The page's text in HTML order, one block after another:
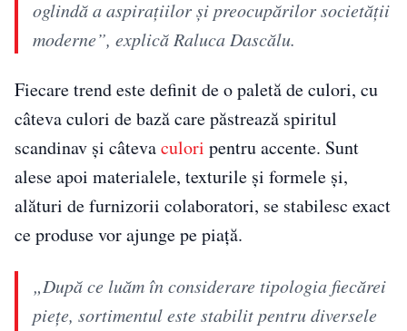
oglindă a aspirațiilor și preocupărilor societății
moderne”, explică Raluca Dascălu.
Fiecare trend este definit de o paletă de culori, cu
câteva culori de bază care păstrează spiritul
scandinav și câtevaculori pentru accente. Sunt
alese apoi materialele, texturile și formele și,
alături de furnizorii colaboratori, se stabilesc exact
ce produse vor ajunge pe piață.
„După ce luăm în considerare tipologia fiecărei
piețe, sortimentul este stabilit pentru diversele